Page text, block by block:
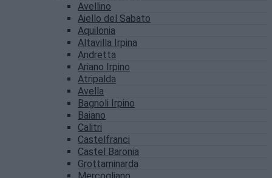
Avellino
Aiello del Sabato
Aquilonia
Altavilla Irpina
Andretta
Ariano Irpino
Atripalda
Avella
Bagnoli Irpino
Baiano
Calitri
Castelfranci
Castel Baronia
Grottaminarda